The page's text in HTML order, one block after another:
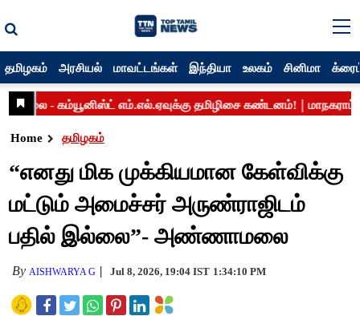
தமிழகம் அரசியல் மாவட்டங்கள் இந்தியா உலகம் சினிமா
Home தமிழகம்
“எனது மிக முக்கியமான கேள்விக்கு
மட்டும் அமைச்சர் அருண்ராஜிடம்
பதில் இல்லை”- அண்ணாமலை
By AISHWARYA G Jul 8, 2026, 19:04 IST 1:34:10 PM